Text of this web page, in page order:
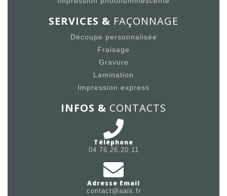
SERVICES & FAÇONNAGE
Découpe personnalisée
Fraisage
Gravure
Lamination
Impression express
INFOS & CONTACTS
Téléphone
04.76.26.20.11
Adresse Email
contact@aais.fr